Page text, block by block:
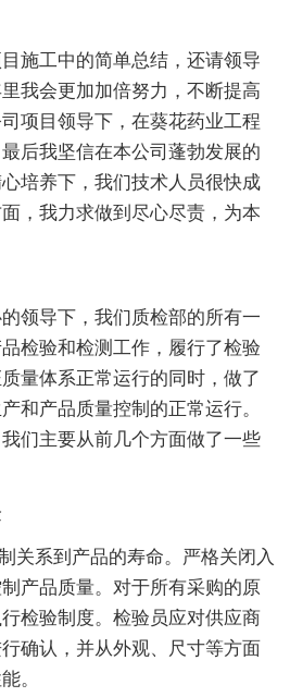
施工中的简单总结，还请领导
我会更加加倍努力，不断提高
项目领导下，在葵花药业工程
后我坚信在本公司蓬勃发展的
培养下，我们技术人员很快成
，我力求做到尽心尽责，为本
领导下，我们质检部的所有一
检验和检测工作，履行了检验
量体系正常运行的同时，做了
和产品质量控制的正常运行。
们主要从前几个方面做了一些
关系到产品的寿命。严格关闭入
产品质量。对于所有采购的原
检验制度。检验员应对供应商
确认，并从外观、尺寸等方面
。